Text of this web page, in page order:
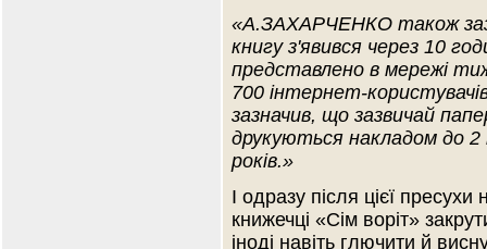
«А.ЗАХАРЧЕНКО також
книгу з'явився через 10
представлено в мережі
700 інтернет-
зазначив, що зазвичай
друкуються накладом до 2
років.»
І одразу після цієї
книжечці «Сім воріт»
іноді навіть глючити й